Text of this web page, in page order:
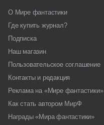
О Мире фантастики
Где купить журнал?
Подписка
Наш магазин
Пользовательское соглашение
Контакты и редакция
Реклама на «Мире фантастики»
Как стать автором МирФ
Награды «Мира фантастики»